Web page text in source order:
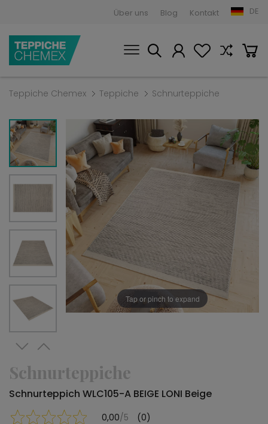
Über uns Blog Kontakt DE
Teppiche Chemex Teppiche Schnurteppiche
Tap or pinch to expand
Schnurteppiche
Schnurteppich WLC105-A BEIGE LONI Beige
0,00/5 (0)